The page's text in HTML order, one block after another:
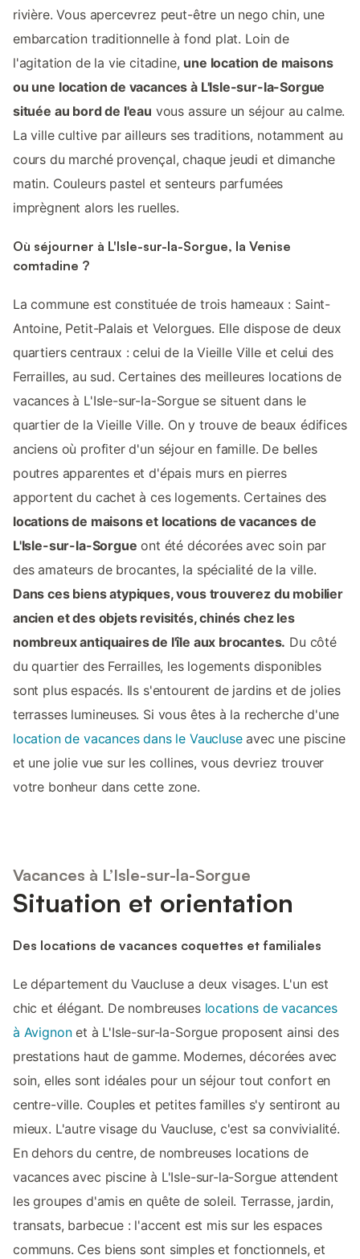
rivière. Vous apercevrez peut-être un nego chin, une
embarcation traditionnelle à fond plat. Loin de
l'agitation de la vie citadine, une location de maisons
ou une location de vacances à L'Isle-sur-la-Sorgue
située au bord de l'eau vous assure un séjour au calme.
La ville cultive par ailleurs ses traditions, notamment au
cours du marché provençal, chaque jeudi et dimanche
matin. Couleurs pastel et senteurs parfumées
imprègnent alors les ruelles.
Où séjourner à L'Isle-sur-la-Sorgue, la Venise
comtadine ?
La commune est constituée de trois hameaux : Saint-
Antoine, Petit-Palais et Velorgues. Elle dispose de deux
quartiers centraux : celui de la Vieille Ville et celui des
Ferrailles, au sud. Certaines des meilleures locations de
vacances à L'Isle-sur-la-Sorgue se situent dans le
quartier de la Vieille Ville. On y trouve de beaux édifices
anciens où profiter d'un séjour en famille. De belles
poutres apparentes et d'épais murs en pierres
apportent du cachet à ces logements. Certaines des
locations de maisons et locations de vacances de
L'Isle-sur-la-Sorgue ont été décorées avec soin par
des amateurs de brocantes, la spécialité de la ville.
Dans ces biens atypiques, vous trouverez du mobilier
ancien et des objets revisités, chinés chez les
nombreux antiquaires de l'île aux brocantes. Du côté
du quartier des Ferrailles, les logements disponibles
sont plus espacés. Ils s'entourent de jardins et de jolies
terrasses lumineuses. Si vous êtes à la recherche d'une
location de vacances dans le Vaucluseavec une piscine
et une jolie vue sur les collines, vous devriez trouver
votre bonheur dans cette zone.
Vacances à L’Isle-sur-la-Sorgue
Situation et orientation
Des locations de vacances coquettes et familiales
Le département du Vaucluse a deux visages. L'un est
chic et élégant. De nombreuses locations de vacances
à Avignonet à L'Isle-sur-la-Sorgue proposent ainsi des
prestations haut de gamme. Modernes, décorées avec
soin, elles sont idéales pour un séjour tout confort en
centre-ville. Couples et petites familles s'y sentiront au
mieux. L'autre visage du Vaucluse, c'est sa convivialité.
En dehors du centre, de nombreuses locations de
vacances avec piscine à L'Isle-sur-la-Sorgue attendent
les groupes d'amis en quête de soleil. Terrasse, jardin,
transats, barbecue : l'accent est mis sur les espaces
communs. Ces biens sont simples et fonctionnels, et